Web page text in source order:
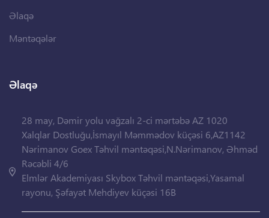
Əlaqə
Məntəqələr
Əlaqə
28 may, Dəmir yolu vağzalı 2-ci mərtəbə AZ 1020
Xalqlar Dostluğu,İsmayıl Məmmədov küçəsi 6,AZ1142
Nərimanov Goex Təhvil məntəqəsi,N.Nərimanov, Əhməd
Rəcəbli 4/6
Elmlər Akademiyası Skybox Təhvil məntəqəsi,Yasamal
rayonu, Şəfayət Mehdiyev küçəsi 16B